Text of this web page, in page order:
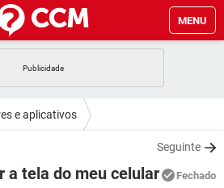
MENU
FACEBOOK
GMAIL
WHATSAPP
WHATSAPP
e aplicativos
Seguinte
a tela do meu celular Fechado